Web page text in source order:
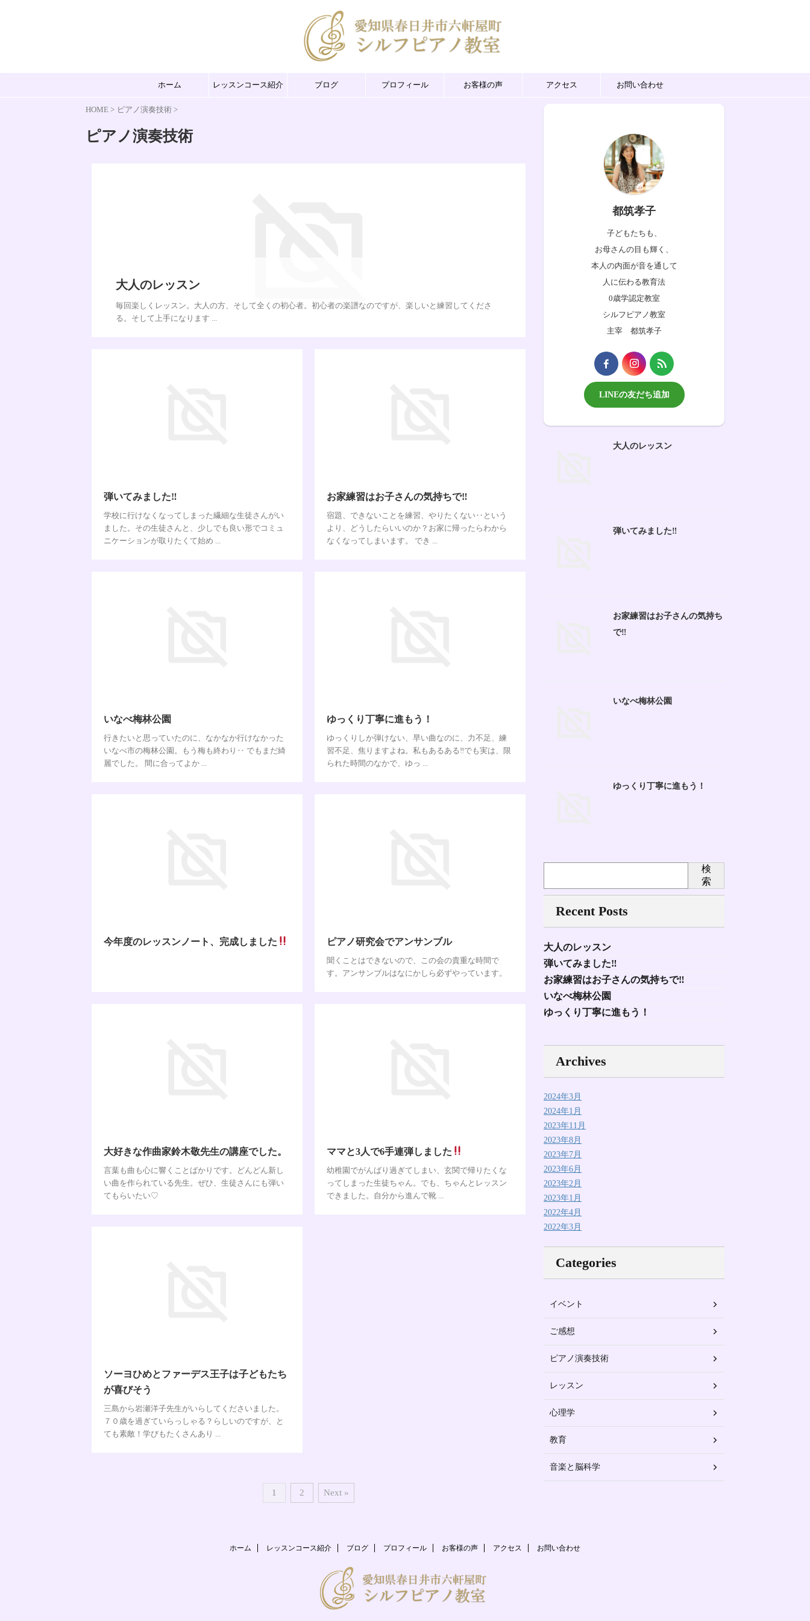
ホーム レッスンコース紹介 ブログ プロフィール お客様の声 アクセス お問い合わせ
HOME > ピアノ演奏技術 >
ピアノ演奏技術
大人のレッスン
毎回楽しくレッスン。大人の方、そして全くの初心者。初心者の楽譜なのですが、楽しいと練習してくださ
る。そして上手になります ...
弾いてみました‼︎
学校に行けなくなってしまった繊細な生徒さんがい
ました。その生徒さんと、少しでも良い形でコミュ
ニケーションが取りたくて始め ...
お家練習はお子さんの気持ちで‼︎
宿題、できないことを練習、やりたくない‥という
より、どうしたらいいのか？お家に帰ったらわから
なくなってしまいます。 でき ...
いなべ梅林公園
行きたいと思っていたのに、なかなか行けなかった
いなべ市の梅林公園。もう梅も終わり‥ でもまだ綺
麗でした。 間に合ってよか ...
ゆっくり丁寧に進もう！
ゆっくりしか弾けない、早い曲なのに、力不足、練
習不足、焦りますよね。私もあるある‼︎でも実は、限
られた時間のなかで、ゆっ ...
今年度のレッスンノート、完成しました ピアノ研究会でアンサンブル
聞くことはできないので、この会の貴重な時間で
す。アンサンブルはなにかしら必ずやっています。
大好きな作曲家鈴木敬先生の講座でした。
言葉も曲も心に響くことばかりです。どんどん新し
い曲を作られている先生。ぜひ、生徒さんにも弾い
てもらいたい♡
ママと3人で6手連弾しました
幼稚園でがんばり過ぎてしまい、玄関で帰りたくな
ってしまった生徒ちゃん。でも、ちゃんとレッスン
できました。自分から進んで靴 ...
ソーヨひめとファーデス王子は子どもたち
が喜びそう
三島から岩瀬洋子先生がいらしてくださいました。
７０歳を過ぎていらっしゃる？らしいのですが、と
ても素敵！学びもたくさんあり ...
1 2 Next »
都筑孝子
子どもたちも、
お母さんの目も輝く、
本人の内面が音を通して
人に伝わる教育法
0歳学認定教室
シルフピアノ教室
主宰 都筑孝子
LINEの友だち追加
大人のレッスン
弾いてみました‼︎
お家練習はお子さんの気持ち
で‼︎
いなべ梅林公園
ゆっくり丁寧に進もう！
検
索
Recent Posts
大人のレッスン
弾いてみました‼︎
お家練習はお子さんの気持ちで‼︎
いなべ梅林公園
ゆっくり丁寧に進もう！
Archives
2024年3月
2024年1月
2023年11月
2023年8月
2023年7月
2023年6月
2023年2月
2023年1月
2022年4月
2022年3月
Categories
イベント
ご感想
ピアノ演奏技術
レッスン
心理学
教育
音楽と脳科学
ホーム レッスンコース紹介 ブログ プロフィール お客様の声 アクセス お問い合わせ